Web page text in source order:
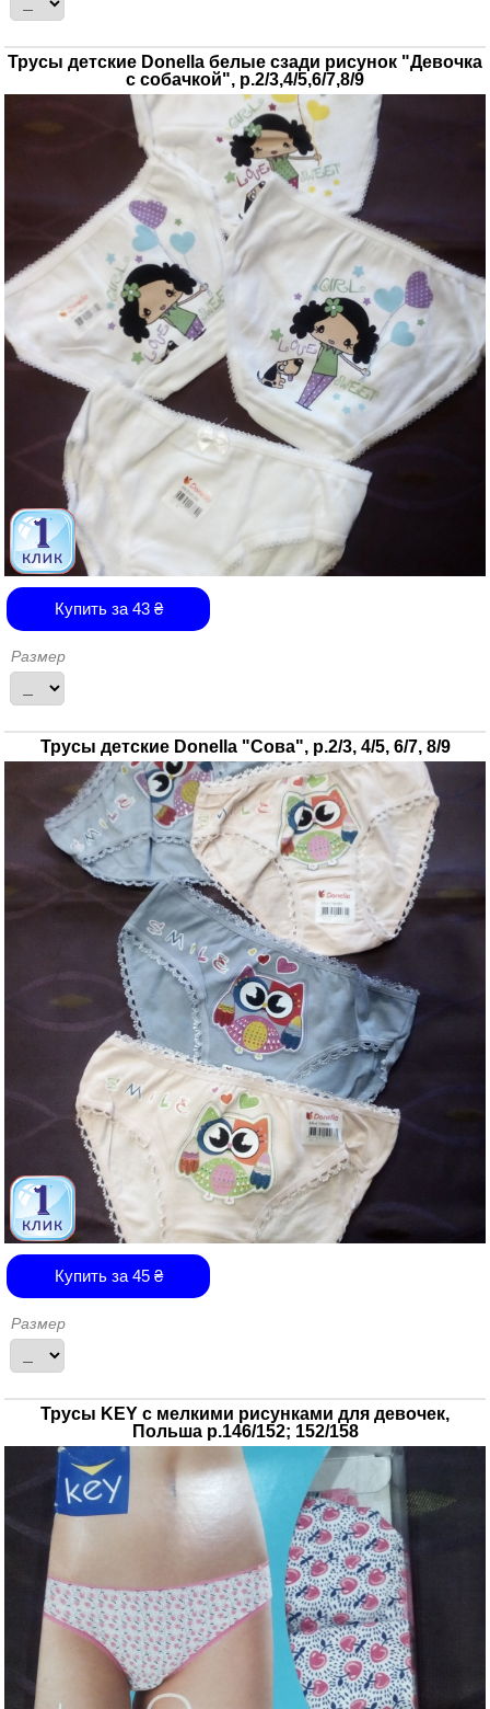
Трусы детские Donella белые сзади рисунок "Девочка
с собачкой", р.2/3,4/5,6/7,8/9
Купить за 43₴
Размер
Трусы детские Donella "Сова", р.2/3, 4/5, 6/7, 8/9
Купить за 45₴
Размер
Трусы KEY с мелкими рисунками для девочек,
Польша р.146/152; 152/158